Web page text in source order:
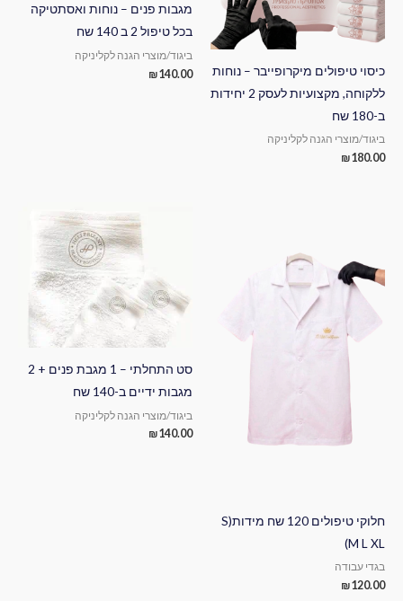
כיסוי טיפולים מיקרופייבר – נוחות
ללקוחה, מקצועיות לעסק 2 יחידות
ב-180 שח
ביגוד/מוצרי הגנה לקליניקה
₪180.00
מגבות פנים – נוחות ואסתטיקה
בכל טיפול 2 ב 140 שח
ביגוד/מוצרי הגנה לקליניקה
₪140.00
חלוקי טיפולים 120 שח מידות(S
M L XL)
בגדי עבודה
₪120.00
סט התחלתי – 1 מגבת פנים + 2
מגבות ידיים ב-140 שח
ביגוד/מוצרי הגנה לקליניקה
₪140.00